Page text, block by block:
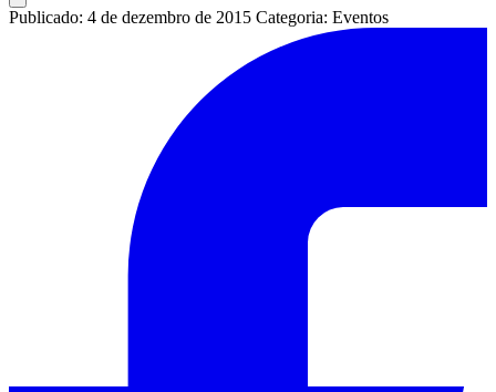
Publicado: 4 de dezembro de 2015 Categoria: Eventos